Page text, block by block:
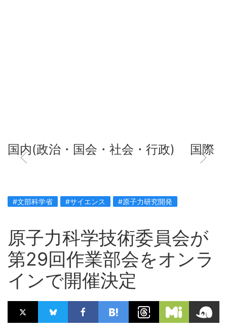
国内(政治・国会・社会・行政) 国際
#文部科学省 #サイエンス #原子力研究開発
原子力科学技術委員会が
第29回作業部会をオンラ
インで開催決定